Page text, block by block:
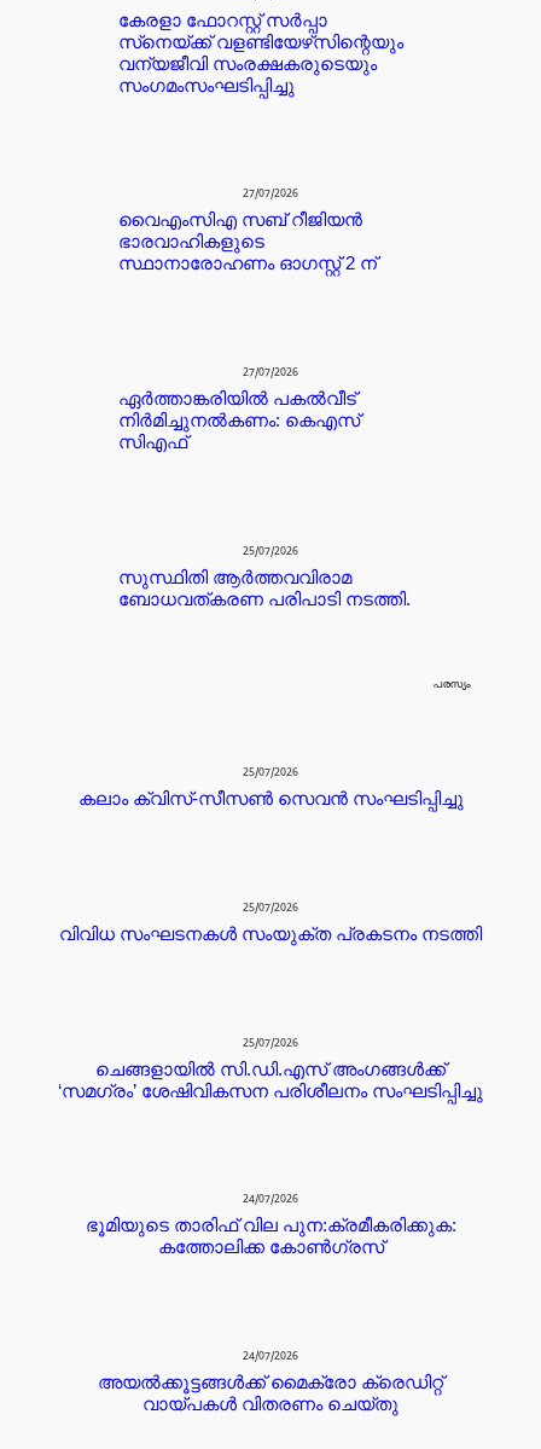
കേരളാ ഫോറസ്റ്റ് സർപ്പാ
സ്‌നെയ്ക്ക് വളണ്ടിയേഴ്‌സിന്റെയും
വന്യജീവി സംരക്ഷകരുടെയും
സംഗമംസംഘടിപ്പിച്ചു
27/07/2026
വൈഎംസിഎ സബ് റീജിയൻ
ഭാരവാഹികളുടെ
സ്ഥാനാരോഹണം ഓഗസ്റ്റ് 2 ന്
27/07/2026
ഏർത്താങ്കരിയിൽ പകൽവീട്
നിർമിച്ചുനൽകണം: കെഎസ്
സിഎഫ്
25/07/2026
സുസ്ഥിതി ആർത്തവവിരാമ
ബോധവത്കരണ പരിപാടി നടത്തി.
പരസ്യം
25/07/2026
കലാം ക്വിസ്-സീസൺ സെവൻ സംഘടിപ്പിച്ചു
25/07/2026
വിവിധ സംഘടനകൾ സംയുക്ത പ്രകടനം നടത്തി
25/07/2026
ചെങ്ങളായിൽ സി.ഡി.എസ് അംഗങ്ങൾക്ക്
‘സമഗ്രം’ ശേഷിവികസന പരിശീലനം സംഘടിപ്പിച്ചു
24/07/2026
ഭൂമിയുടെ താരിഫ് വില പുന:ക്രമീകരിക്കുക:
കത്തോലിക്ക കോൺഗ്രസ്
24/07/2026
അയൽക്കൂട്ടങ്ങൾക്ക് മൈക്രോ ക്രെഡിറ്റ്‌
വായ്പകൾ വിതരണം ചെയ്തു